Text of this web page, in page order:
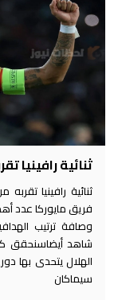
ثنائية رافينيا
ثنائية رافينيا
فريق مايوركا عدد
وصافة ترتيب
شاهد أيضاسنحقق
الهلال يتحدى بها
سيماكان